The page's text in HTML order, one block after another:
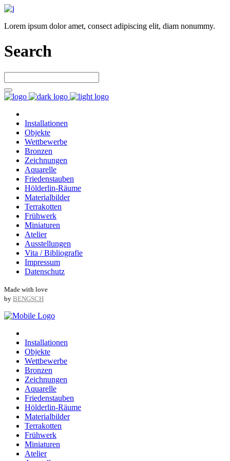
Lorem ipsum dolor amet, consect adipiscing elit, diam nonummy.
Search
Installationen
Objekte
Wettbewerbe
Bronzen
Zeichnungen
Aquarelle
Friedenstauben
Hölderlin-Räume
Materialbilder
Terrakotten
Frühwerk
Miniaturen
Atelier
Ausstellungen
Vita / Bibliografie
Impressum
Datenschutz
Made with love
by BENGSCH
Installationen
Objekte
Wettbewerbe
Bronzen
Zeichnungen
Aquarelle
Friedenstauben
Hölderlin-Räume
Materialbilder
Terrakotten
Frühwerk
Miniaturen
Atelier